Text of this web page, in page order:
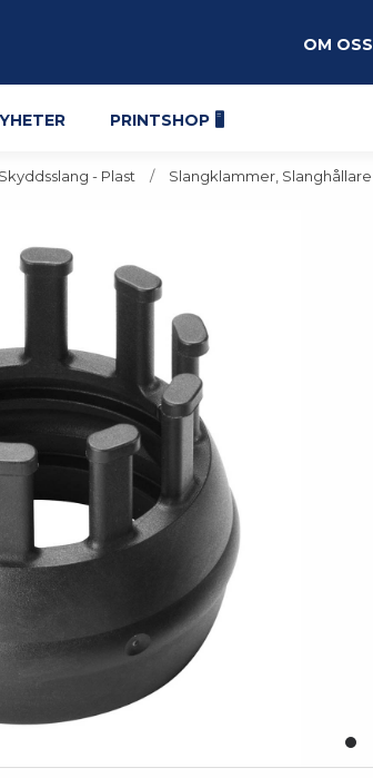
Om oss
Printshop 🖥️
Skyddsslang - Plast Slangklammer, Slanghållare